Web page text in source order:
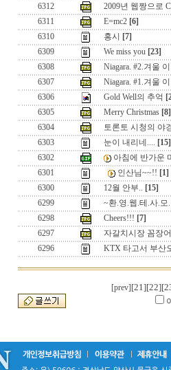
6312
2009년 웹짱으로
6311
E=mc2 [6]
6310
홍시
[7]
6309
We miss you [23]
6308
Niagara. #2.겨울
6307
Niagara. #1.겨울
6306
Gold Well의 추억
6305
Merry Christmas [8]
6304
토론토 시청의 야
6303
눈이 내리네.... [15]
6302
아침에 반가운
6301
인산님~~!! [1]
6300
12월 안부.. [15]
6299
~환.영.웹.테.사.
6298
Cheers!!! [7]
6297
자갈치시장 꼼장
6296
KTX 타고서 부산
[prev] [21][22]